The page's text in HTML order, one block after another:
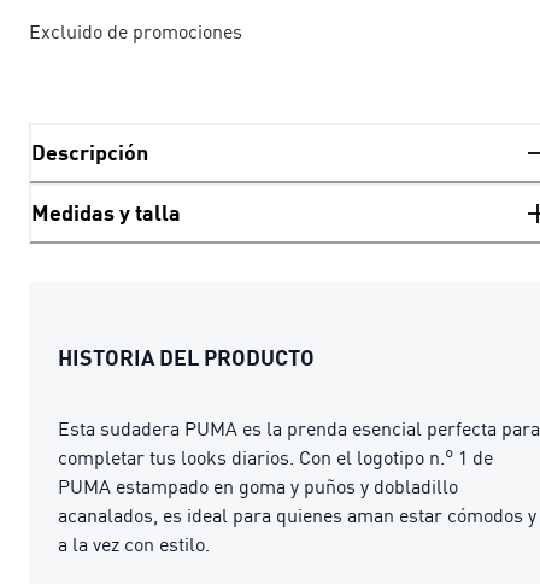
Excluido de promociones
Descripción
Medidas y talla
HISTORIA DEL PRODUCTO
Esta sudadera PUMA es la prenda esencial perfecta para
completar tus looks diarios. Con el logotipo n.° 1 de
PUMA estampado en goma y puños y dobladillo
acanalados, es ideal para quienes aman estar cómodos y
a la vez con estilo.